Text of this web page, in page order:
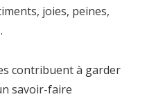
joies, peines,
contribuent à garder
savoir-faire